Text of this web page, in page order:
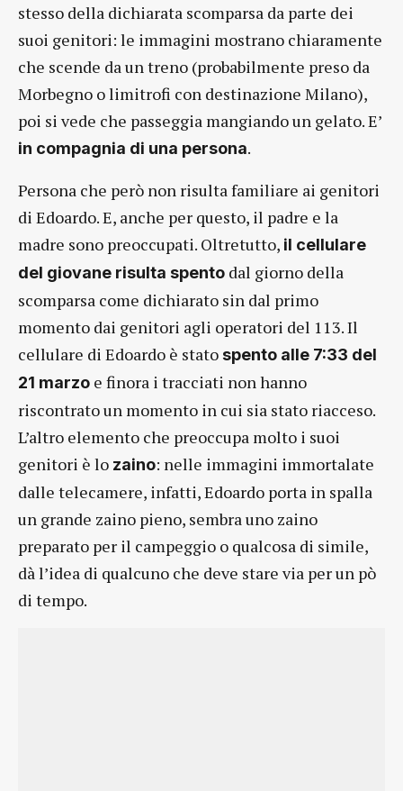
stesso della dichiarata scomparsa da parte dei
suoi genitori: le immagini mostrano chiaramente
che scende da un treno (probabilmente preso da
Morbegno o limitrofi con destinazione Milano),
poi si vede che passeggia mangiando un gelato. E’
in compagnia di una persona.
Persona che però non risulta familiare ai genitori
di Edoardo. E, anche per questo, il padre e la
madre sono preoccupati. Oltretutto, il cellulare
del giovane risulta spento dal giorno della
scomparsa come dichiarato sin dal primo
momento dai genitori agli operatori del 113. Il
cellulare di Edoardo è statospento alle 7:33 del
21 marzo e finora i tracciati non hanno
riscontrato un momento in cui sia stato riacceso.
L’altro elemento che preoccupa molto i suoi
genitori è lo zaino: nelle immagini immortalate
dalle telecamere, infatti, Edoardo porta in spalla
un grande zaino pieno, sembra uno zaino
preparato per il campeggio o qualcosa di simile,
dà l’idea di qualcuno che deve stare via per un pò
di tempo.